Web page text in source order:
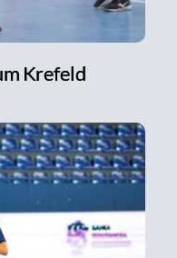
Krefeld